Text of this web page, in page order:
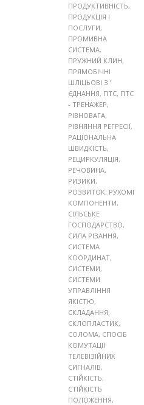
ПРОДУКТИВНІСТЬ,
ПРОДУКЦІЯ І
ПОСЛУГИ,
ПРОМИВНА
СИСТЕМА,
ПРУЖНИЙ КЛИН,
ПРЯМОБІЧНІ
ШЛІЦЬОВІ З ’
ЄДНАННЯ, ПТС, ПТС
- ТРЕНАЖЕР,
РІВНОВАГА,
РІВНЯННЯ РЕГРЕСІЇ,
РАЦІОНАЛЬНА
ШВИДКІСТЬ,
РЕЦИРКУЛЯЦІЯ,
РЕЧОВИНА,
РИЗИКИ,
РОЗВИТОК, РУХОМІ
КОМПОНЕНТИ,
СІЛЬСЬКЕ
ГОСПОДАРСТВО,
СИЛА РІЗАННЯ,
СИСТЕМА
КООРДИНАТ,
СИСТЕМИ,
СИСТЕМИ
УПРАВЛІННЯ
ЯКІСТЮ,
СКЛАДАННЯ,
СКЛОПЛАСТИК,
СОЛОМА, СПОСІБ
КОМУТАЦІЇ
ТЕЛЕВІЗІЙНИХ
СИГНАЛІВ,
СТІЙКІСТЬ,
СТІЙКІСТЬ
ПОЛОЖЕННЯ,